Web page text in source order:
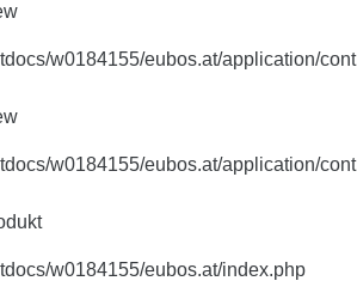
w0184155/eubos.at/application/
w0184155/eubos.at/application/
w0184155/eubos.at/index.php
w0184155/eubos.at/application/
w0184155/eubos.at/application/
w0184155/eubos.at/index.php